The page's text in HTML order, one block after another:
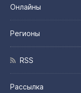
Онлайны
Регионы
RSS
Рассылка